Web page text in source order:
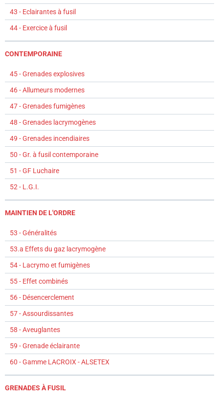
43 - Eclairantes à fusil
44 - Exercice à fusil
CONTEMPORAINE
45 - Grenades explosives
46 - Allumeurs modernes
47 - Grenades fumigènes
48 - Grenades lacrymogènes
49 - Grenades incendiaires
50 - Gr. à fusil contemporaine
51 - GF Luchaire
52 - L.G.I.
MAINTIEN DE L'ORDRE
53 - Généralités
53.a Effets du gaz lacrymogène
54 - Lacrymo et fumigènes
55 - Effet combinés
56 - Désencerclement
57 - Assourdissantes
58 - Aveuglantes
59 - Grenade éclairante
60 - Gamme LACROIX - ALSETEX
GRENADES À FUSIL